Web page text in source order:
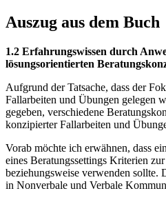
Auszug aus dem Buch
1.2 Erfahrungswissen durch
lösungsorientierten
Aufgrund der Tatsache, dass der
Fallarbeiten und Übungen gelegen
gegeben, verschiedene
konzipierter Fallarbeiten und
Vorab möchte ich erwähnen, dass
eines Beratungssettings Kriterien
beziehungsweise verwenden sollte.
in Nonverbale und Verbale